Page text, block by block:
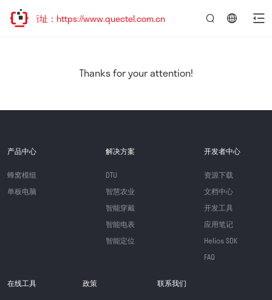
迎访问新址：https://www.quectel.com.cn
Thanks for your attention!
产品中心
蜂窝模组
单板电脑
解决方案
DTU
智慧农业
智能穿戴
智能电表
智能定位
开发者中心
资源下载
文档中心
开发工具
应用笔记
Helios SDK
FAQ
在线工具 政策 联系我们